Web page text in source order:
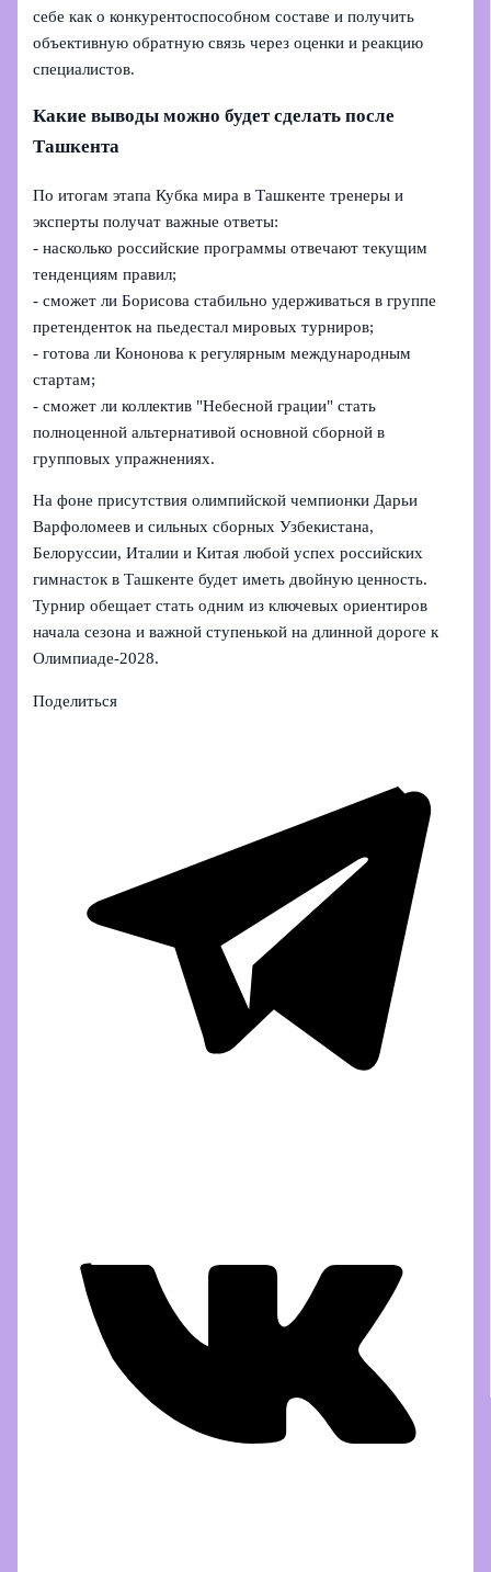
себе как о конкурентоспособном составе и получить
объективную обратную связь через оценки и реакцию
специалистов.
Какие выводы можно будет сделать после
Ташкента
По итогам этапа Кубка мира в Ташкенте тренеры и
эксперты получат важные ответы:
- насколько российские программы отвечают текущим
тенденциям правил;
- сможет ли Борисова стабильно удерживаться в группе
претенденток на пьедестал мировых турниров;
- готова ли Кононова к регулярным международным
стартам;
- сможет ли коллектив "Небесной грации" стать
полноценной альтернативой основной сборной в
групповых упражнениях.
На фоне присутствия олимпийской чемпионки Дарьи
Варфоломеев и сильных сборных Узбекистана,
Белоруссии, Италии и Китая любой успех российских
гимнасток в Ташкенте будет иметь двойную ценность.
Турнир обещает стать одним из ключевых ориентиров
начала сезона и важной ступенькой на длинной дороге к
Олимпиаде-2028.
Поделиться